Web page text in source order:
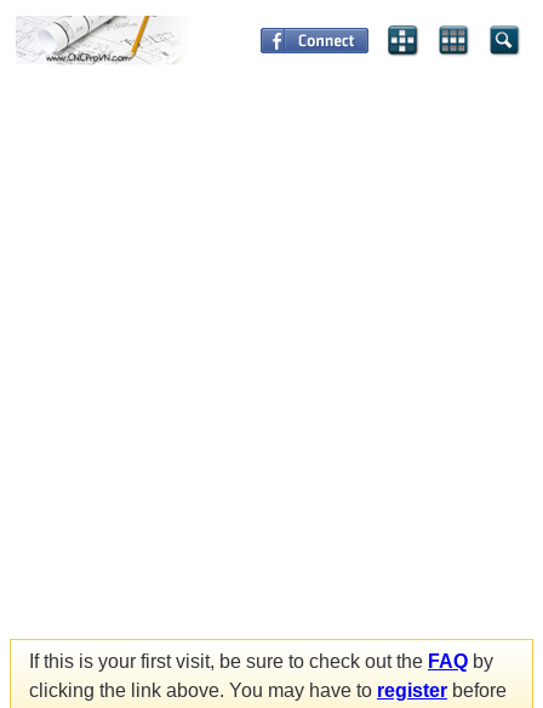
If this is your first visit, be sure to check out the FAQ by
clicking the link above. You may have to register before